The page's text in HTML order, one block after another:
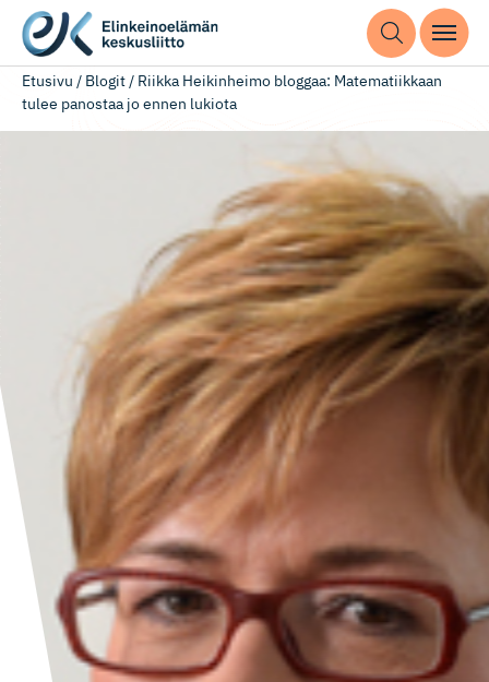
Etusivu / Blogit/ Riikka Heikinheimo bloggaa: Matematiikkaan
tulee panostaa jo ennen lukiota